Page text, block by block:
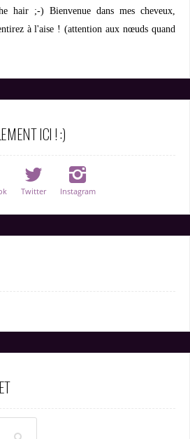
hair ;-) Bienvenue dans mes cheveux,
à l'aise ! (attention aux nœuds quand
ICI ! :)
Twitter Instagram